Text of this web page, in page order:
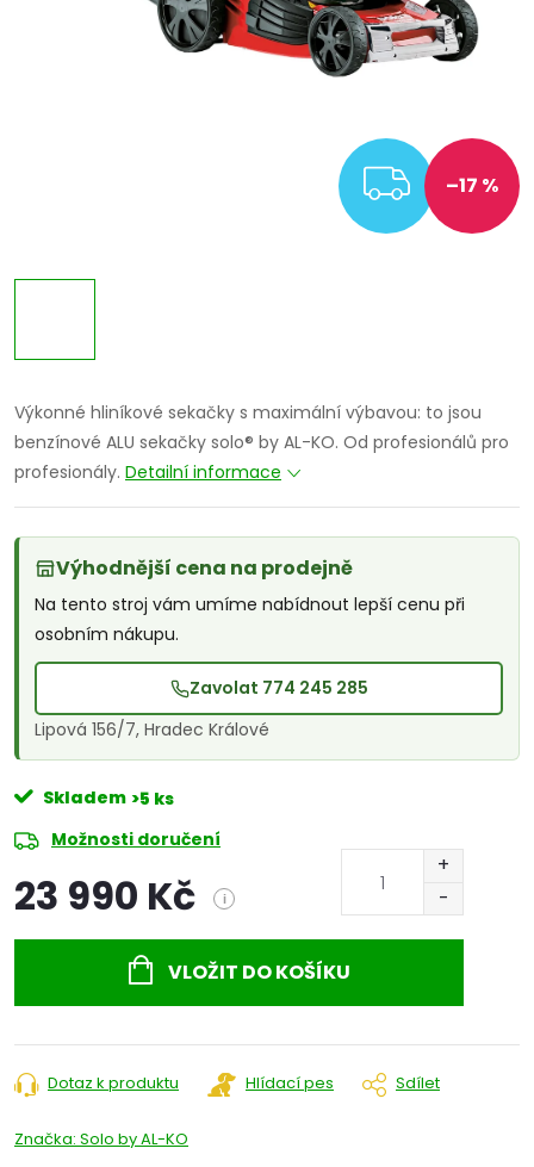
–17 %
Výkonné hliníkové sekačky s maximální výbavou: to jsou
benzínové ALU sekačky solo® by AL-KO. Od profesionálů pro
profesionály. Detailní informace
Výhodnější cena na prodejně
Na tento stroj vám umíme nabídnout lepší cenu při
osobním nákupu.
Zavolat 774 245 285
Lipová 156/7, Hradec Králové
Skladem >5 ks
Možnosti doručení
23 990 Kč i
VLOŽIT DO KOŠÍKU
Dotaz k produktu Hlídací pes Sdílet
Značka: Solo by AL-KO